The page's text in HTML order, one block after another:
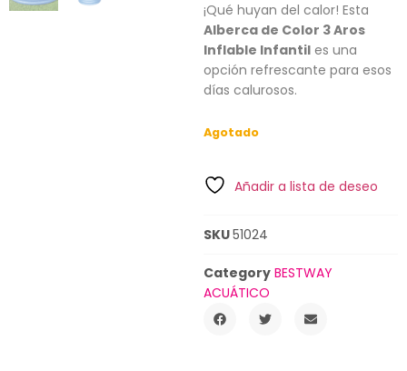
¡Qué huyan del calor! Esta
Alberca de Color 3 Aros
Inflable Infantil es una
opción refrescante para esos
días calurosos.
Agotado
Añadir a lista de deseo
SKU51024
Category BESTWAY
ACUÁTICO